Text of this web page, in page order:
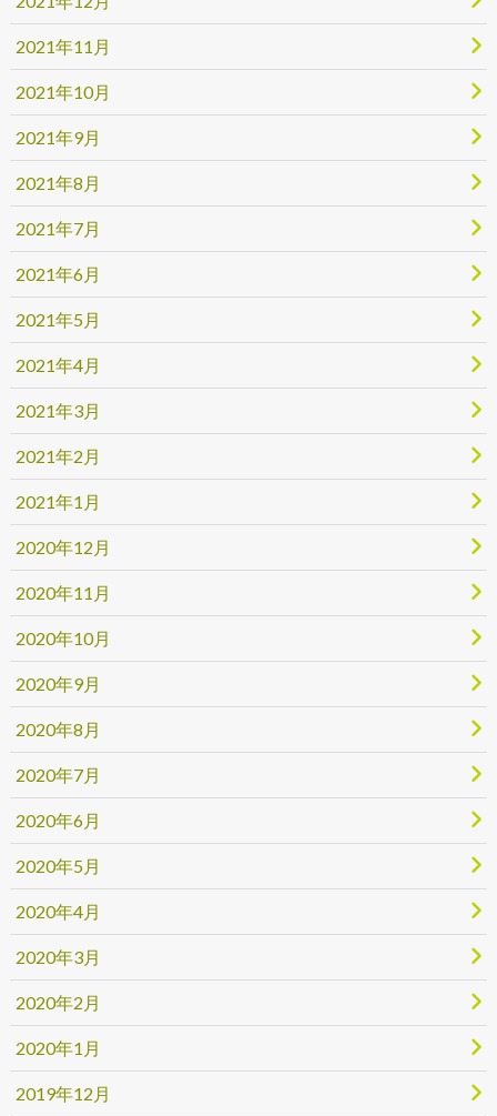
2021年11月
2021年10月
2021年9月
2021年8月
2021年7月
2021年6月
2021年5月
2021年4月
2021年3月
2021年2月
2021年1月
2020年12月
2020年11月
2020年10月
2020年9月
2020年8月
2020年7月
2020年6月
2020年5月
2020年4月
2020年3月
2020年2月
2020年1月
2019年12月